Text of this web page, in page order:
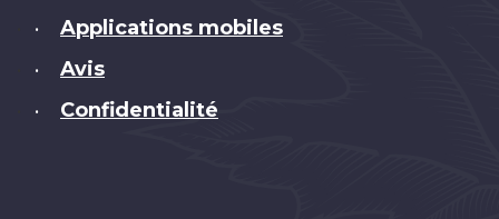
• Applications mobiles
• Avis
• Confidentialité